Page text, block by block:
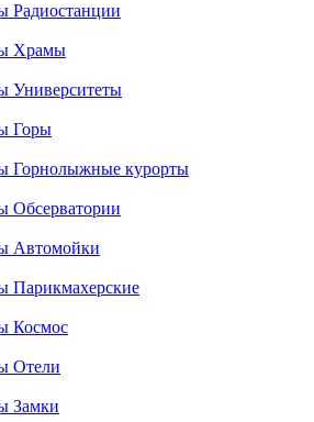
Радиостанции
Храмы
Университеты
Горы
Горнолыжные курорты
Обсерватории
Автомойки
Парикмахерские
Космос
Отели
Замки